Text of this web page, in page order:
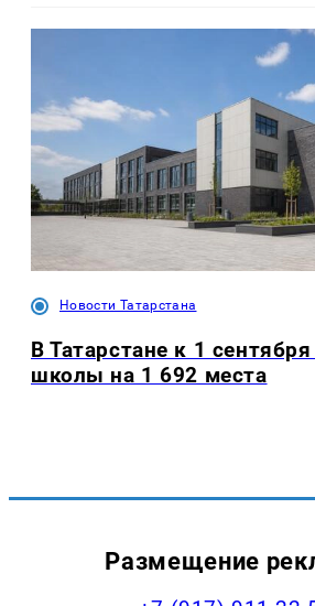
Новости Татарстана
В Татарстане к 1
школы на 1 692 места
Размещение